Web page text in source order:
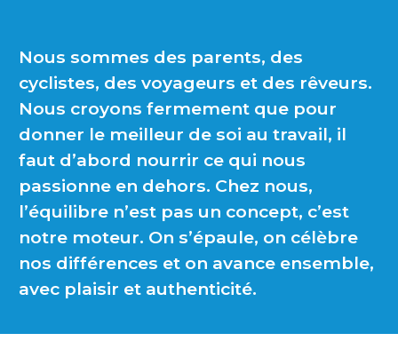
Nous sommes des parents, des
cyclistes, des voyageurs et des rêveurs.
Nous croyons fermement que pour
donner le meilleur de soi au travail, il
faut d’abord nourrir ce qui nous
passionne en dehors. Chez nous,
l’équilibre n’est pas un concept, c’est
notre moteur. On s’épaule, on célèbre
nos différences et on avance ensemble,
avec plaisir et authenticité.